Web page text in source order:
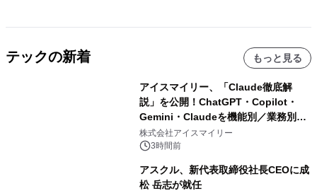
テックの新着 もっと見る
アイスマイリー、「Claude徹底解
説」を公開！ChatGPT・Copilot・
Gemini・Claudeを機能別／業務別に
比較―自社に合う生成AIの選び方がわ
かる実践ガイド
株式会社アイスマイリー
3時間前
アスクル、新代表取締役社長CEOに成
松 岳志が就任